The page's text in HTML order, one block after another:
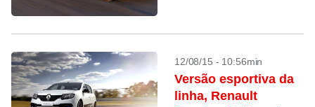
12/08/15 - 10:56min
Versão esportiva da
linha, Renault